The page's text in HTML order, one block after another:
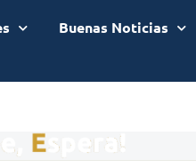
Buenas Noticias